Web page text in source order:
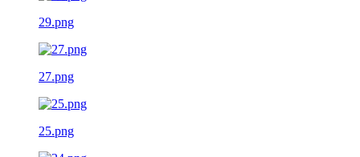
29.png
27.png
25.png